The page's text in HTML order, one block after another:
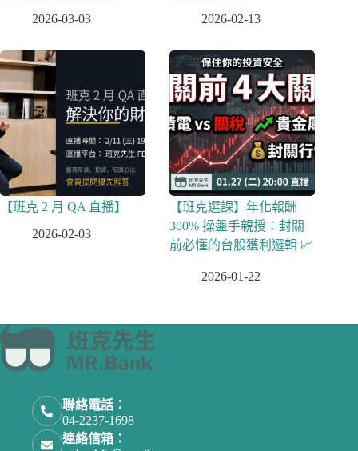
2026-03-03
2026-02-13
【班克 2 月 QA 直播】
2026-02-03
【班克選課】年化報酬
300% 操盤手親授：封關
前必懂的台股獲利邏輯 📈
2026-01-22
聯絡電話：
04-2237-1698
連絡信箱：